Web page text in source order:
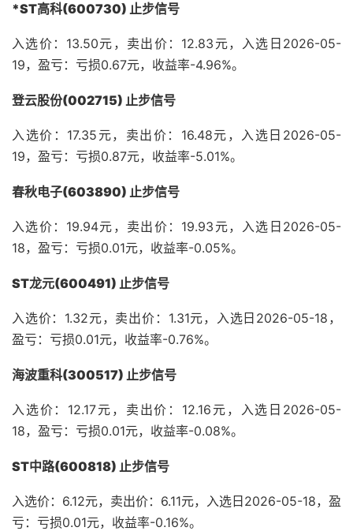
*ST高科(600730) 止步信号
入选价：13.50元，卖出价：12.83元，入选日2026-05-
19，盈亏：亏损0.67元，收益率-4.96%。
登云股份(002715) 止步信号
入选价：17.35元，卖出价：16.48元，入选日2026-05-
19，盈亏：亏损0.87元，收益率-5.01%。
春秋电子(603890) 止步信号
入选价：19.94元，卖出价：19.93元，入选日2026-05-
18，盈亏：亏损0.01元，收益率-0.05%。
ST龙元(600491) 止步信号
入选价：1.32元，卖出价：1.31元，入选日2026-05-18，
盈亏：亏损0.01元，收益率-0.76%。
海波重科(300517) 止步信号
入选价：12.17元，卖出价：12.16元，入选日2026-05-
18，盈亏：亏损0.01元，收益率-0.08%。
ST中路(600818) 止步信号
入选价：6.12元，卖出价：6.11元，入选日2026-05-18，盈
亏：亏损0.01元，收益率-0.16%。